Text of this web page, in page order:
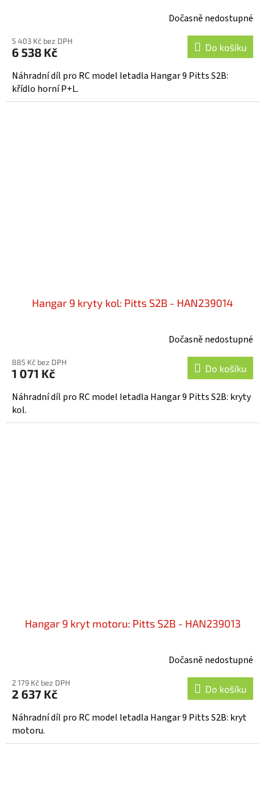
Dočasně nedostupné
5 403 Kč bez DPH
6 538 Kč Do košíku
Náhradní díl pro RC model letadla Hangar 9 Pitts S2B:
křídlo horní P+L.
Hangar 9 kryty kol: Pitts S2B - HAN239014
Dočasně nedostupné
885 Kč bez DPH
1 071 Kč Do košíku
Náhradní díl pro RC model letadla Hangar 9 Pitts S2B: kryty
kol.
Hangar 9 kryt motoru: Pitts S2B - HAN239013
Dočasně nedostupné
2 179 Kč bez DPH
2 637 Kč Do košíku
Náhradní díl pro RC model letadla Hangar 9 Pitts S2B: kryt
motoru.